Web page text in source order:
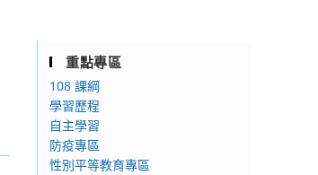
重點專區
108 課綱
學習歷程
自主學習
防疫專區
性別平等教育專區